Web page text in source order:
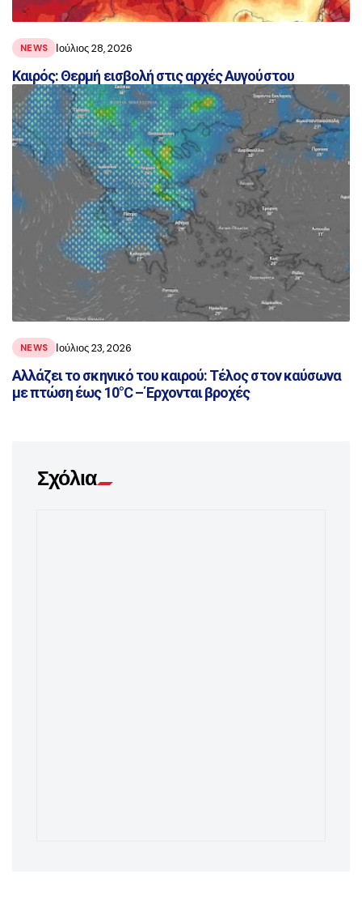
NEWS Ιούλιος 28, 2026
Καιρός: Θερμή εισβολή στις αρχές Αυγούστου
NEWS Ιούλιος 23, 2026
Αλλάζει το σκηνικό του καιρού: Τέλος στον καύσωνα
με πτώση έως 10°C – Έρχονται βροχές
Σχόλια